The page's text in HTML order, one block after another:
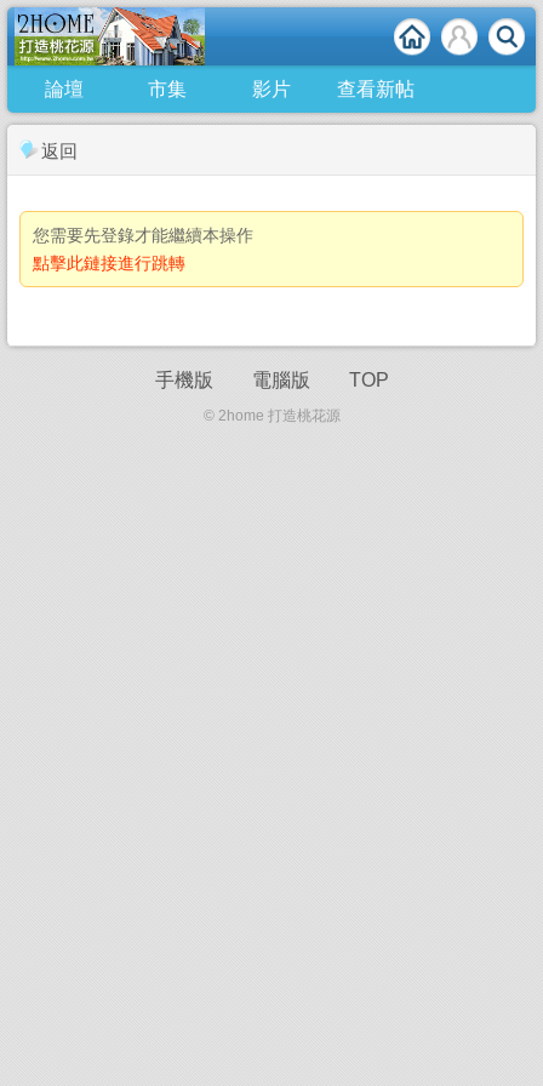
論壇 市集 影片 查看新帖
返回
您需要先登錄才能繼續本操作
點擊此鏈接進行跳轉
手機版 電腦版 TOP
© 2home 打造桃花源